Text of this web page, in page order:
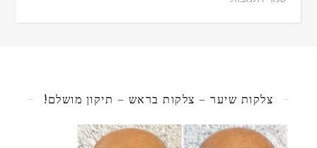
צלקות שיער – צלקות בראש – תיקון מושלם!